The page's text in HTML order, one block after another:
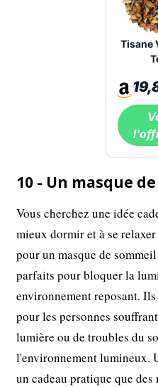
Tisane
10 - Un masque
Vous cherchez une idée
mieux dormir et à se
pour un masque de
parfaits pour bloquer la
environnement reposant.
pour les personnes
lumière ou de troubles du
l'environnement lumineux.
un cadeau pratique que